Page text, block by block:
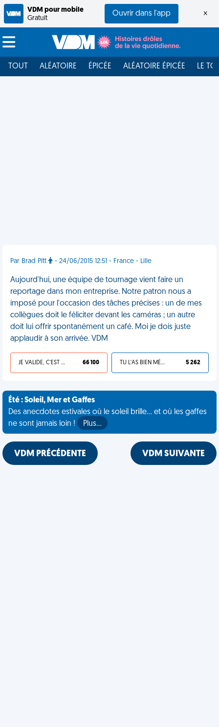
VDM pour mobile
Gratuit
Ouvrir dans l'app ×
TOUT ALÉATOIRE ÉPICÉE ALÉATOIRE ÉPICÉE LE
Par Brad Pitt - 24/06/2015 12:51 - France - Lille
Aujourd'hui, une équipe de tournage vient faire un
reportage dans mon entreprise. Notre patron nous a
imposé pour l'occasion des tâches précises : un de mes
collègues doit le féliciter devant les caméras ; un autre
doit lui offrir spontanément un café. Moi je dois juste
applaudir à son arrivée. VDM
JE VALIDE, C'EST UNE VDM 66 100 TU L'AS BIEN MÉRITÉ 5 262
Été : Soleil, Mer et Gaffes
Des anecdotes estivales où le soleil brille... et où les gaffes
ne sont jamais loin !
Plus…
VDM PRÉCÉDENTE VDM SUIVANTE